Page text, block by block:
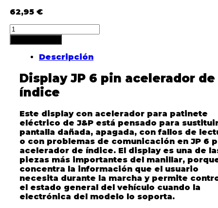
62,95 €
Descripción
Display JP 6 pin acelerador de
índice
Este display con acelerador para patinete
eléctrico de J&P está pensado para
pantalla dañada, apagada, con fallos de
o con problemas de comunicación en JP 6
acelerador de índice. El display es una de
piezas más importantes del manillar,
concentra la información que el usuario
necesita durante la marcha y permite
el estado general del vehículo cuando la
electrónica del modelo lo soporta.